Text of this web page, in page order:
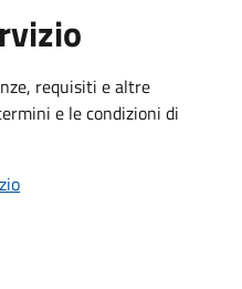
requisiti e altre
e le condizioni di